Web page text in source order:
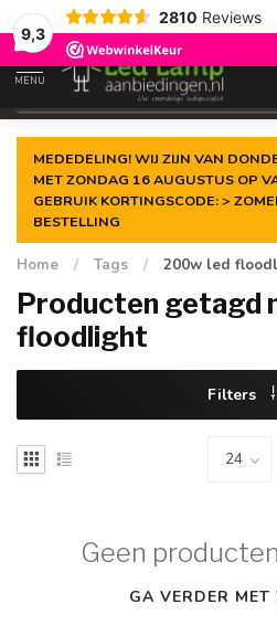
9,3
2810 Reviews
Gegarandeerde delaagste prijs
MENU
MEDEDELING! WIJ ZIJN VAN
MET ZONDAG 16 AUGUSTUS OP
GEBRUIK KORTINGSCODE: >
BESTELLING
Home / Tags / 200w led
Producten getagd
floodlight
Filters
Geen
GA VERDER MET